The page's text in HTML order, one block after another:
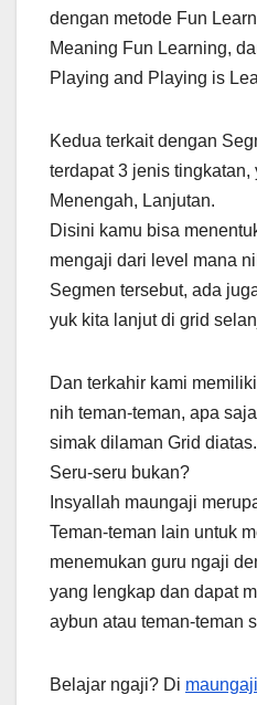
dengan metode Fun
Meaning Fun Learning,
Playing and Playing is
Kedua terkait dengan
terdapat 3 jenis tingkatan,
Menengah, Lanjutan.
Disini kamu bisa
mengaji dari level mana
Segmen tersebut, ada
yuk kita lanjut di grid
Dan terkahir kami
nih teman-teman, apa
simak dilaman Grid
Seru-seru bukan?
Insyallah maungaji
Teman-teman lain untuk
menemukan guru ngaji
yang lengkap dan dapat
aybun atau teman-teman
Belajar ngaji? Di